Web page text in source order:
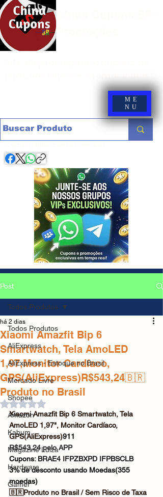
ME
NU
Post
Todos Produtos
AliExpress
AliExpress - Estoque no Brasil
Mercado Livre
Shopee
Amazon
Kabum
Magazine Luiza
Hardware
Gamer
Todos Produtos
Xiaomi Amazfit Bip 6
Smartwatch, Tela AmoLED
1,97,Monitor Cardíaco,
GPS(AliExpress)R$543,24🇧🇷
Produto no Brasil
há 2 dias
Avaliado com NaN de 5 estrelas.
Xiaomi Amazfit Bip 6 Smartwatch, Tela
AmoLED 1,97", Monitor Cardíaco,
GPS(AliExpress)911
R$543,24 pelo APP
Cupons: BRAE4 IFPZBXPD IFPBSCLB
3% de desconto usando Moedas(355
moedas)
🇧🇷Produto no Brasil / Sem Risco de Taxa